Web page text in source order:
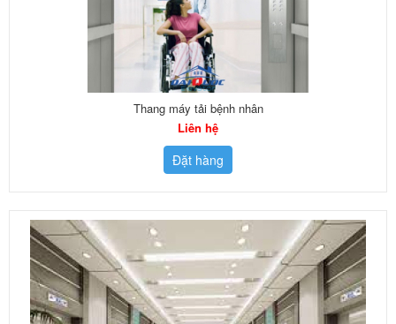
Thang máy tải bệnh nhân
Liên hệ
Đặt hàng